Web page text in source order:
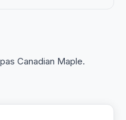
Canadian Maple.